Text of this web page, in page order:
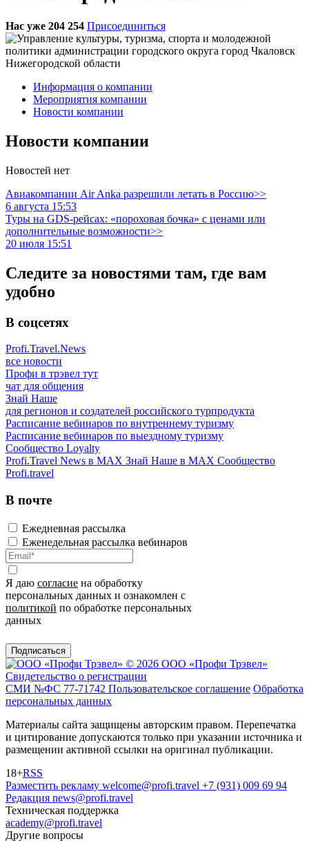
Нас уже 204 254 Присоединиться
Информация о компании
Мероприятия компании
Новости компании
Новости компании
Новостей нет
Авиакомпании Air Anka разрешили летать в Россию>>
6 августа 15:53
Туры на GDS-рейсах: «пороховая бочка» с ценами или
дополнительные возможности>>
20 июля 15:51
Следите за новостями там, где вам
удобно
В соцсетях
Profi.Travel.News
все новости
Профи в трэвел тут
чат для общения
Знай Наше
для регионов и создателей российского турпродукта
Расписание вебинаров по внутреннему туризму
Расписание вебинаров по выездному туризму
Сообщество Loyalty
Profi.Travel News в MAX Знай Наше в MAX Сообщество
Profi.travel
В почте
Ежедневная рассылка
Еженедельная рассылка вебинаров
Я даю согласие на обработку
персональных данных и ознакомлен с
политикой по обработке персональных
данных
Подписаться
© 2026 ООО «Профи Трэвeл»
Свидетельство о регистрации
СМИ №ФС 77-71742 Пользовательское соглашение Обработка
персональных данных
Материалы сайта защищены авторским правом. Перепечатка
и цитирование допускаются только при указании источника и
размещении активной ссылки на оригинал публикации.
18+RSS
Разместить рекламу welcome@profi.travel +7 (931) 009 69 94
Редакция news@profi.travel
Техническая поддержка
academy@profi.travel
Другие вопросы